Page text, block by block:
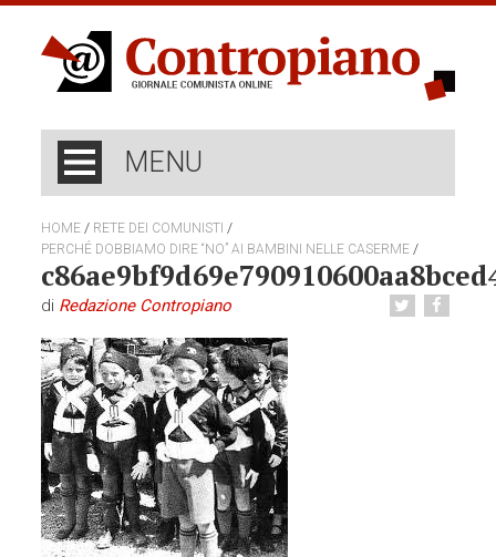
MENU
HOME / RETE DEI COMUNISTI /
PERCHÉ DOBBIAMO DIRE “NO” AI BAMBINI NELLE CASERME /
di Redazione Contropiano